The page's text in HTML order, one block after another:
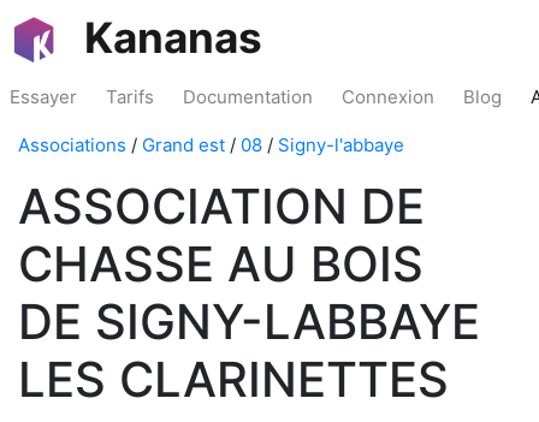
Kananas
Essayer Tarifs Documentation Connexion Blog
Associations / Grand est / 08 / Signy-l'abbaye
ASSOCIATION DE
CHASSE AU BOIS
DE SIGNY-LABBAYE
LES CLARINETTES